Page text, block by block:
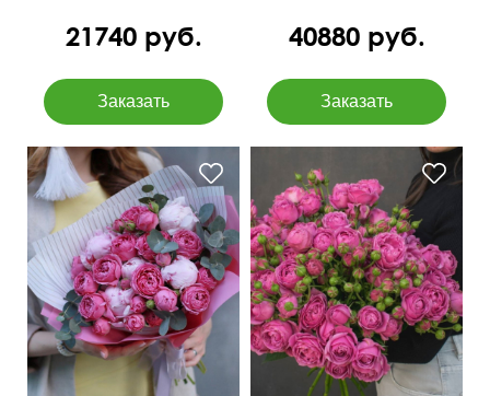
21740 руб. 40880 руб.
Кустовые розы, пионы,
эвкалипт baby blue
50 см 50 см